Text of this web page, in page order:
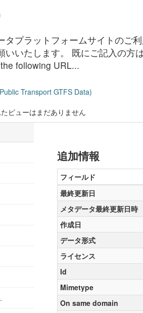
タプラットフォームサイトのご
いいたします。 既にご記入の方
following URL...
Transport GTFS Data)
ビューはまだありません
追加情報
フィールド
最終更新日
メタデータ最終更新日時
作成日
データ形式
ライセンス
Id
Mimetype
On same domain